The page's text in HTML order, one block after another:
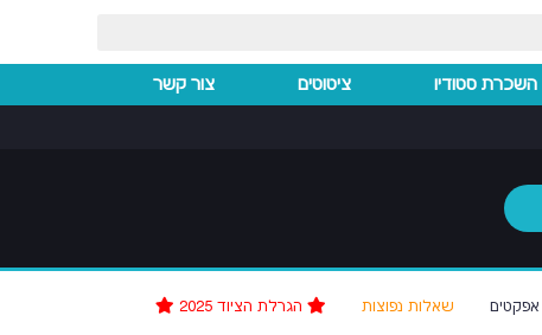
השכרת סטודיו ציטוטים צור קשר
אפקטים שאלות נפוצות